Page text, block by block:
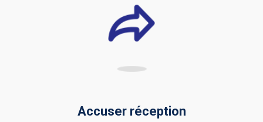
Accuser réception